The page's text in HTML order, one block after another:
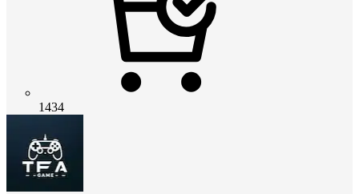
1434